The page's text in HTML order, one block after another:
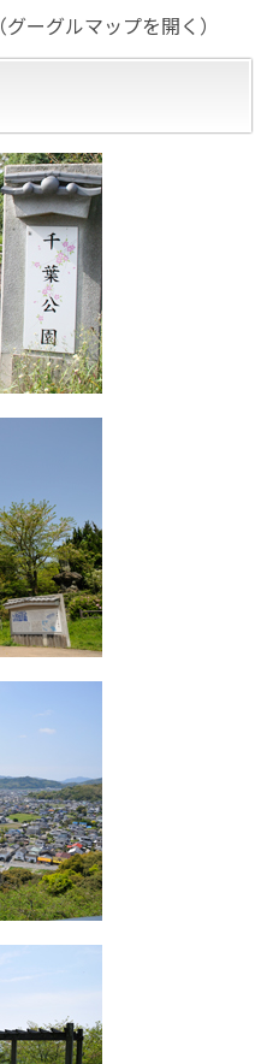
（グーグルマップを開く）